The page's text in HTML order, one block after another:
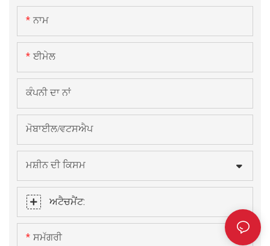
ਨਾਮ
ਈਮੇਲ
ਕੰਪਨੀ ਦਾ ਨਾਂ
ਮੋਬਾਈਲ/ਵਟਸਐਪ
ਮਸ਼ੀਨ ਦੀ ਕਿਸਮ
ਅਟੈਚਮੈਂਟ:
ਸਮੱਗਰੀ
ਫਿਲਮ ਦੇ ਖੇਤਰ (ਖੇਤਰਾਂ) 'ਤੇ ਬਹੁਤ ਵੱਡਾ ਪ੍ਰਭਾਵ ਪੈਂਦਾ ਹੈ।